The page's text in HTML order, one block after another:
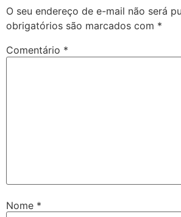
O seu endereço de e-mail não será
obrigatórios são marcados com *
Comentário *
Nome *